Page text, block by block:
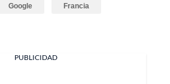
Google Francia
PUBLICIDAD